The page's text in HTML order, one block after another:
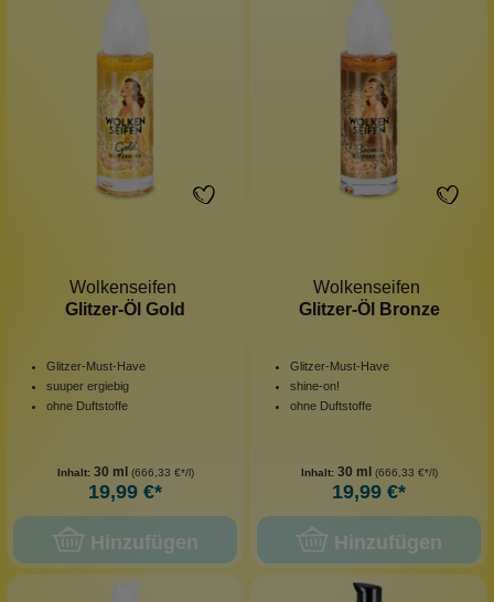
Wolkenseifen
Glitzer-Öl Gold
Glitzer-Must-Have
suuper ergiebig
ohne Duftstoffe
Inhalt: 30 ml (666,33 €*/l)
19,99 €*
Hinzufügen
Wolkenseifen
Glitzer-Öl Bronze
Glitzer-Must-Have
shine-on!
ohne Duftstoffe
Inhalt: 30 ml (666,33 €*/l)
19,99 €*
Hinzufügen